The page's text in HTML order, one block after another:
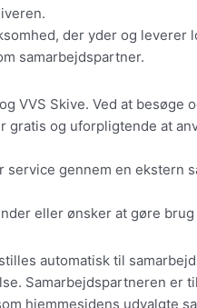
der yder og leverer
samarbejdspartner.
VVS Skive. Ved at
og uforpligtende at
gennem en
eller ønsker at gøre
automatisk til
Samarbejdspartneren er
hjemmesidens